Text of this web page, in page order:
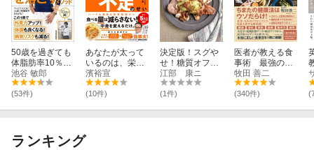
50歳を過ぎても
体脂肪率10％の
名医が教える
内臓脂肪を落と
す最強メソッド
池谷 敏郎
(53件)
あなたが太って
いるのは、栄養
不足のせい 慈
恵医大病院栄養
士の正しくヤセ
濱裕宣
(10件)
決定版！スグや
せ！糖質オフの
ラクうまレシピ
150
江部 康ニ
(1件)
医者が教える食
事術 最強の教
科書
牧田 善二
(340件)
ランキング